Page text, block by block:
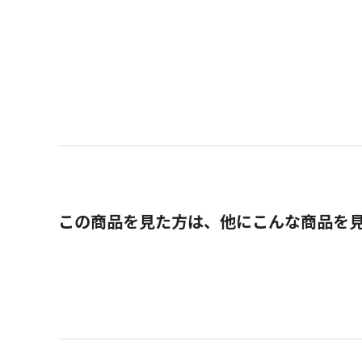
この商品を見た方は、他にこんな商品を